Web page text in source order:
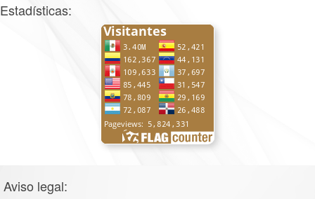
Estadísticas:
Aviso legal: